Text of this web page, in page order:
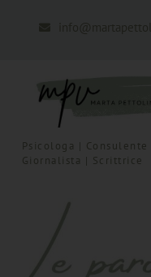
Psicologa |
Giornalista | Scrittrice